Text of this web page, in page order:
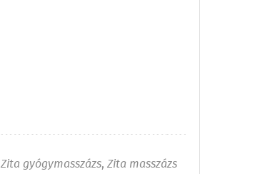
Zita gyógymasszázs, Zita masszázs